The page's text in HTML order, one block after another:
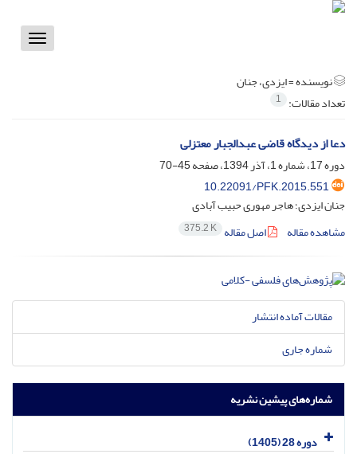
Toggle
نویسنده =ایزدی، جنان
تعداد مقالات: 1
دعا از دیدگاه قاضی ‌عبدالجبار معتزلی
دوره 17، شماره 1، آذر 1394، صفحه
45-70
10.22091/PFK.2015.551
جنان ایزدی؛ هاجر مهوری حبیب آبادی
مشاهده مقاله
اصل مقاله 375.2 K
مقالات آماده انتشار
شماره جاری
شماره‌های پیشین نشریه
دوره 28 (1405)